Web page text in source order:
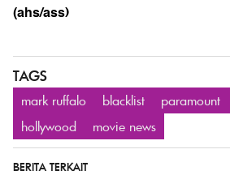
(ahs/ass)
TAGS
mark ruffalo blacklist paramount
hollywood
movie news
BERITA TERKAIT